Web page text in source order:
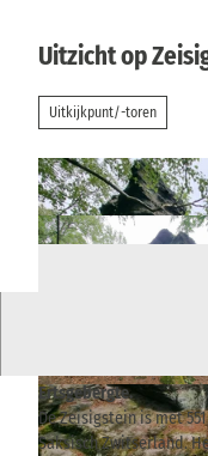
Uitzicht op
Uitkijkpunt/-toren
© viawww.saechsische-schweiz.de,
ckner |
Zandstenen kliffen aan
Ertsgebergte.
De Zeisigstein is met
Saksisch Zwitserland.